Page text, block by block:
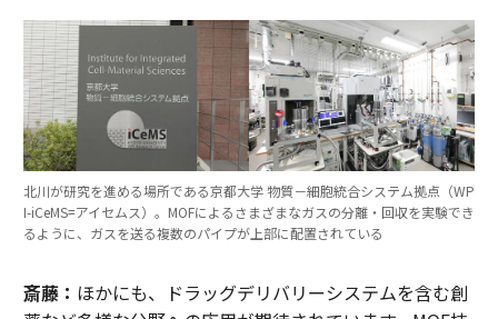
北川が研究を進める場所である京都大学 物質－細胞統合システム拠点（WP
I-iCeMS=アイセムス）。MOFによるさまざまなガスの分離・回収を実験でき
るように、ガスを送る複数のパイプが上部に配置されている
斎藤： ほかにも、ドラッグデリバリーシステムを含む創